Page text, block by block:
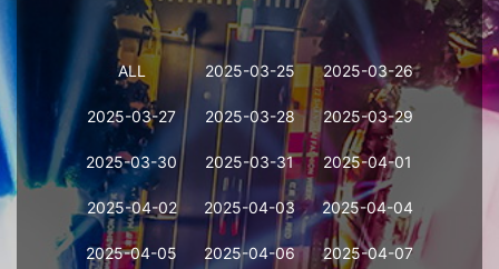
ALL 2025-03-25 2025-03-26
2025-03-27 2025-03-28 2025-03-29
2025-03-30 2025-03-31 2025-04-01
2025-04-02 2025-04-03 2025-04-04
2025-04-05 2025-04-06 2025-04-07